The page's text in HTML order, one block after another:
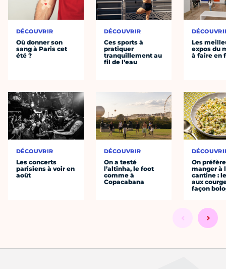
DÉCOUVRIR
Où donner son
sang à Paris cet
été ?
DÉCOUVRIR
Les concerts
parisiens à voir en
août
DÉCOUVRIR
Ces sports à
pratiquer
tranquillement au
fil de l’eau
DÉCOUVRIR
On a testé
l’altinha, le foot
comme à
Copacabana
Les
expos du
à faire en
On préfère
manger à
cantine :
aux
façon